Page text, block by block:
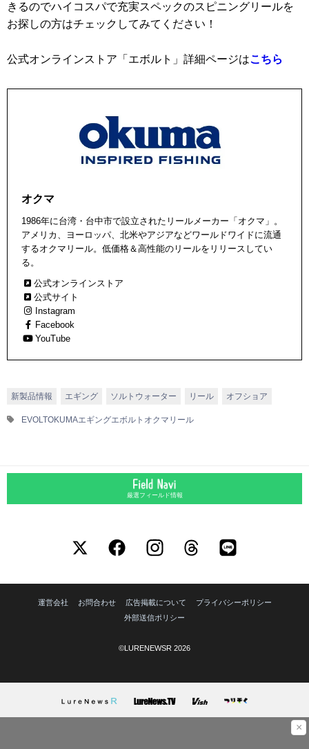
きるのでハイコスパで充実スペックのスピニングリールを
お探しの方はチェックしてみてください！
公式オンラインストア「エボルト」詳細ページはこちら
オクマ
1986年に台湾・台中市で設立されたリールメーカー「オクマ」。
アメリカ、ヨーロッパ、北米やアジアなどワールドワイドに流通
するオクマリール。低価格＆高性能のリールをリリースしてい
る。
公式オンラインストア
公式サイト
Instagram
Facebook
YouTube
新製品情報 エギング ソルトウォーター リール オフショア
EVOLTOKUMAエギングエボルト オクマ リール
×
厳選フィールド情報
運営会社 お問合わせ 広告掲載について
プライバシーポリシー
外部送信ポリシー
©LURENEWSR 2026